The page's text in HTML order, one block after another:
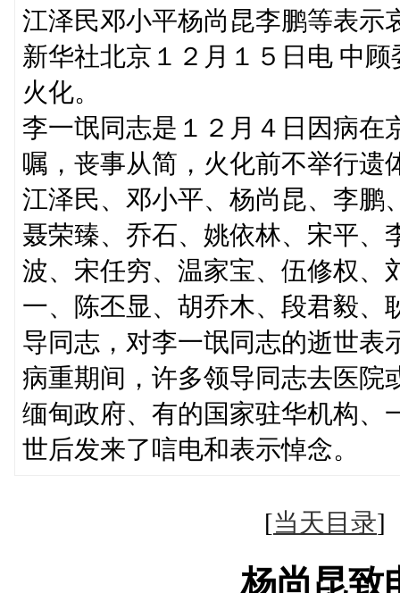
江泽民邓小平杨尚昆李鹏等表示
新华社北京１２月１５日电 中
火化。
李一氓同志是１２月４日因病在
嘱，丧事从简，火化前不举行遗
江泽民、邓小平、杨尚昆、李鹏
聂荣臻、乔石、姚依林、宋平、
波、宋任穷、温家宝、伍修权、
一、陈丕显、胡乔木、段君毅、
导同志，对李一氓同志的逝世表
病重期间，许多领导同志去医院
缅甸政府、有的国家驻华机构、
世后发来了唁电和表示悼念。
[当天目录
杨尚昆致